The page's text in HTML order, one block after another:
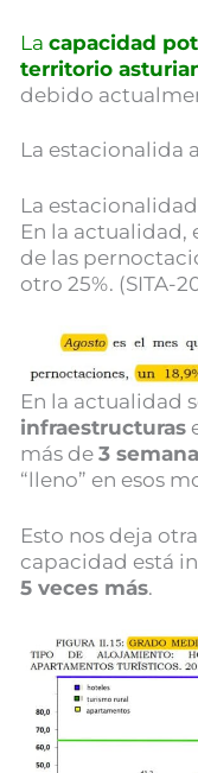
La capacidad
territorio
debido
La estacionalida
La estacionalidad
En la actualidad,
de las
otro 25%. (SITA-
En la actualidad
infraestructuras
más de 3
“lleno” en esos
Esto nos deja
capacidad está
5 veces más.